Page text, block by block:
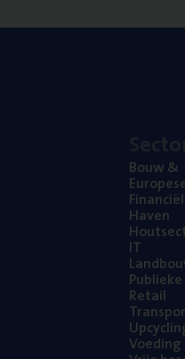
Bouw&
Haven
IT
Retail
Voe­ding